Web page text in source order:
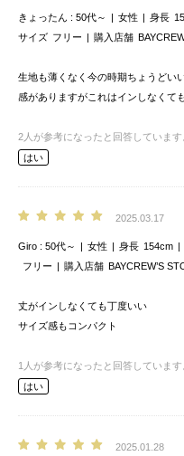
きょったん 50代～ 女性 身長
サイズ フリー 購入店舗
生地も薄くなく今の時期ちょうどい
感がありますがこれはインしなくて
2 人が参考になったと回答しています
はい
2025.03.17
Giro 50代～ 女性 身長 154cm
フリー
購入店舗 BAYCREW’S
丈がインしなくても丁度いい
サイズ感もコンパクト
1 人が参考になったと回答しています
はい
2025.01.28